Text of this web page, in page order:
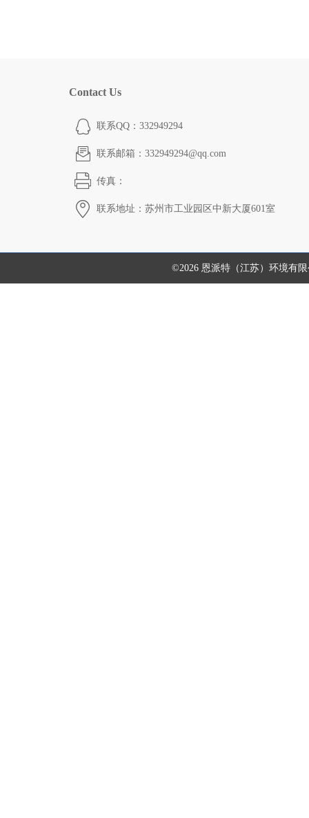
Contact Us
联系QQ：332949294
联系邮箱：332949294@qq.com
传真：
联系地址：苏州市工业园区中新大厦601室
©2026 恩派特（江苏）环境有